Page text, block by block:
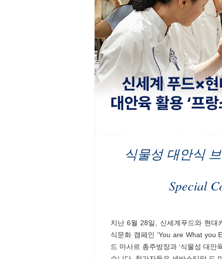
식물성 대안식
Special
지난 6월 28일, 신세계푸드와 현대
식문화 캠페인 ‘You are What you
드 마사르 총주방장과 ‘식물성 대